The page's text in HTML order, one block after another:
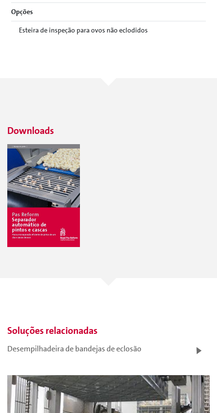
Opções
Esteira de inspeção para ovos não eclodidos
Downloads
Soluções relacionadas
Desempilhadeira de bandejas de eclosão